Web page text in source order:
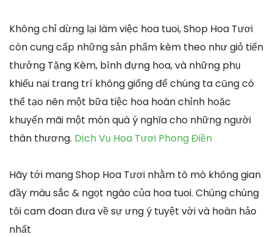
Không chỉ dừng lại làm việc hoa tuoi, Shop Hoa Tươi
còn cung cấp những sản phẩm kèm theo như giỏ tiến
thưởng Tặng Kèm, bình đựng hoa, và những phụ
khiếu nại trang trí không giống để chúng ta cũng có
thể tạo nên một bữa tiệc hoa hoàn chỉnh hoặc
khuyến mãi một món quà ý nghĩa cho những người
thân thương. Dịch Vụ Hoa Tươi Phong Điền
Hãy tới mang Shop Hoa Tươi nhằm tò mò không gian
đầy màu sắc & ngọt ngào của hoa tuoi. Chúng chúng
tôi cam đoan đưa về sự ưng ý tuyệt vời và hoàn hảo
nhất